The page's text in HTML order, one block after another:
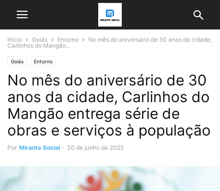
Início Goiás Entorno
No mês do aniversário de 30 anos da cidade,
Carlinhos do Mangão...
Goiás Entorno
No mês do aniversário de 30
anos da cidade, Carlinhos do
Mangão entrega série de
obras e serviços à população
Por Mirante Social - 30 de junho de 2025